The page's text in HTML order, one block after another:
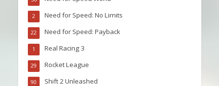
Need for Speed: No Limits
2
Need for Speed: Payback
22
Real Racing 3
1
Rocket League
29
Shift 2 Unleashed
90